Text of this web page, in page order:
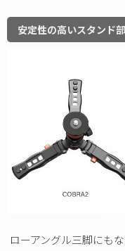
安定性の高いスタンド部
ローアングル三脚にも